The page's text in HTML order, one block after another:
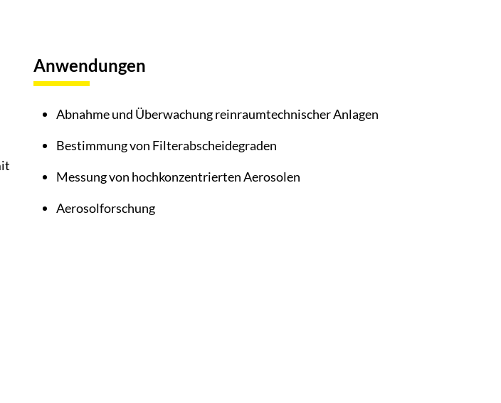
Anwendungen
Abnahme und Überwachung reinraumtechnischer Anlagen
Bestimmung von Filterabscheidegraden
Messung von hochkonzentrierten Aerosolen
Aerosolforschung